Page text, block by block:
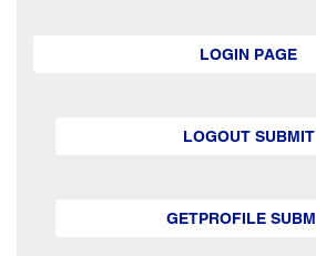
LOGIN PAGE
LOGOUT SUBMIT
GETPROFILE